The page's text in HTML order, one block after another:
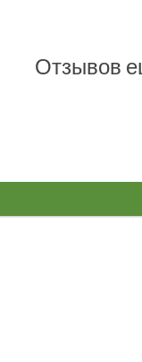
Отзывов